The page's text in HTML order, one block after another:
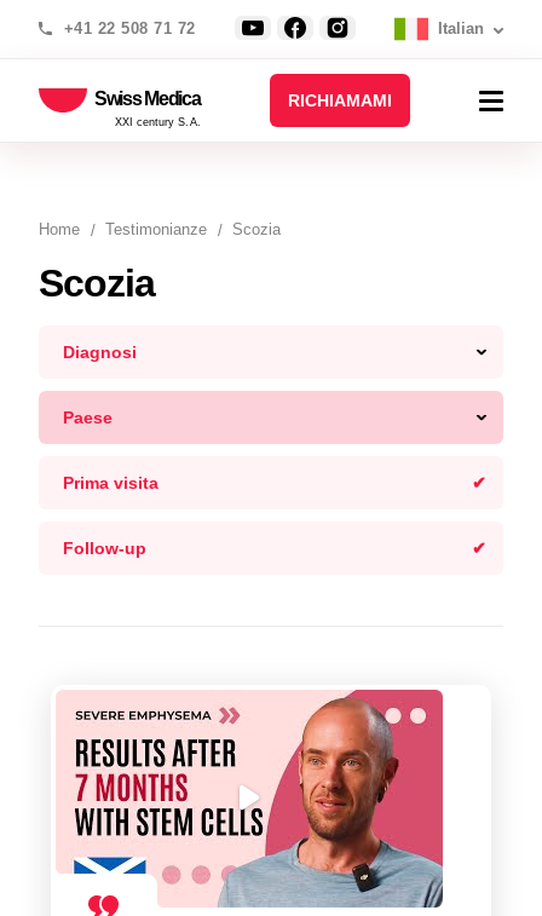
+41 22 508 71 72 Italian
Swiss Medica
XXI century S.A.
RICHIAMAMI
Home Testimonianze Scozia
Scozia
Diagnosi
Paese
Prima visita
Follow-up